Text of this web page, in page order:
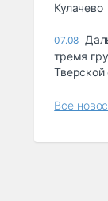
Кулачево
07.08
тремя
Тверской
Все